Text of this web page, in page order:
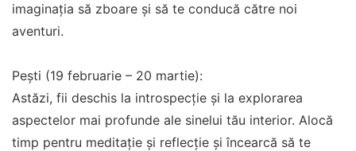
imaginația să zboare și să te conducă către noi
aventuri.
Pești (19 februarie – 20 martie):
Astăzi, fii deschis la introspecție și la explorarea
aspectelor mai profunde ale sinelui tău interior. Alocă
timp pentru meditație și reflecție și încearcă să te